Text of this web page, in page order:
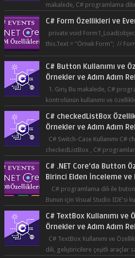
makalede, C# programlama
C# Form Özellikleri ve
private void
this.Text = "Örnek Form"; //
Co...
C# Button Kullanımı ve
Örnekler ve Adım Adım
1. Giriş Bu makalede, C#
kontrolünün kullanımı ve
C# checkedListBox
Örnekler ve Adım Adım
C# Switch-Case Kullanımı C#
checkedListBox , C#
C# .NET Core'da Button
Birinci Elden İnceleme ve
C# programlama dili ile
Bunun için Visual Studio IDE'si
C# TextBox Kullanımı ve
Örnekler ve Adım Adım
C# TextBox Kullanımı ve
dili, geliştiricilere çeşitli araçlar